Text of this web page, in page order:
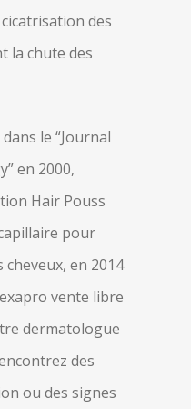
des
la chute des
le “Journal
en 2000,
Hair Pouss
pour
en 2014
vente libre
dermatologue
des
ou des signes